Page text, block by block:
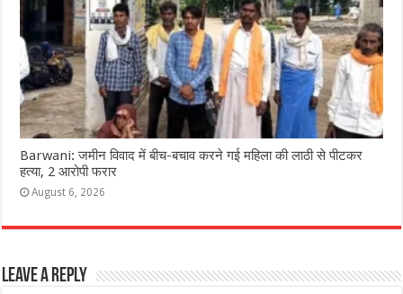
Barwani: जमीन विवाद में बीच-बचाव करने गई महिला की लाठी से पीटकर
हत्या, 2 आरोपी फरार
August 6, 2026
Leave a Reply